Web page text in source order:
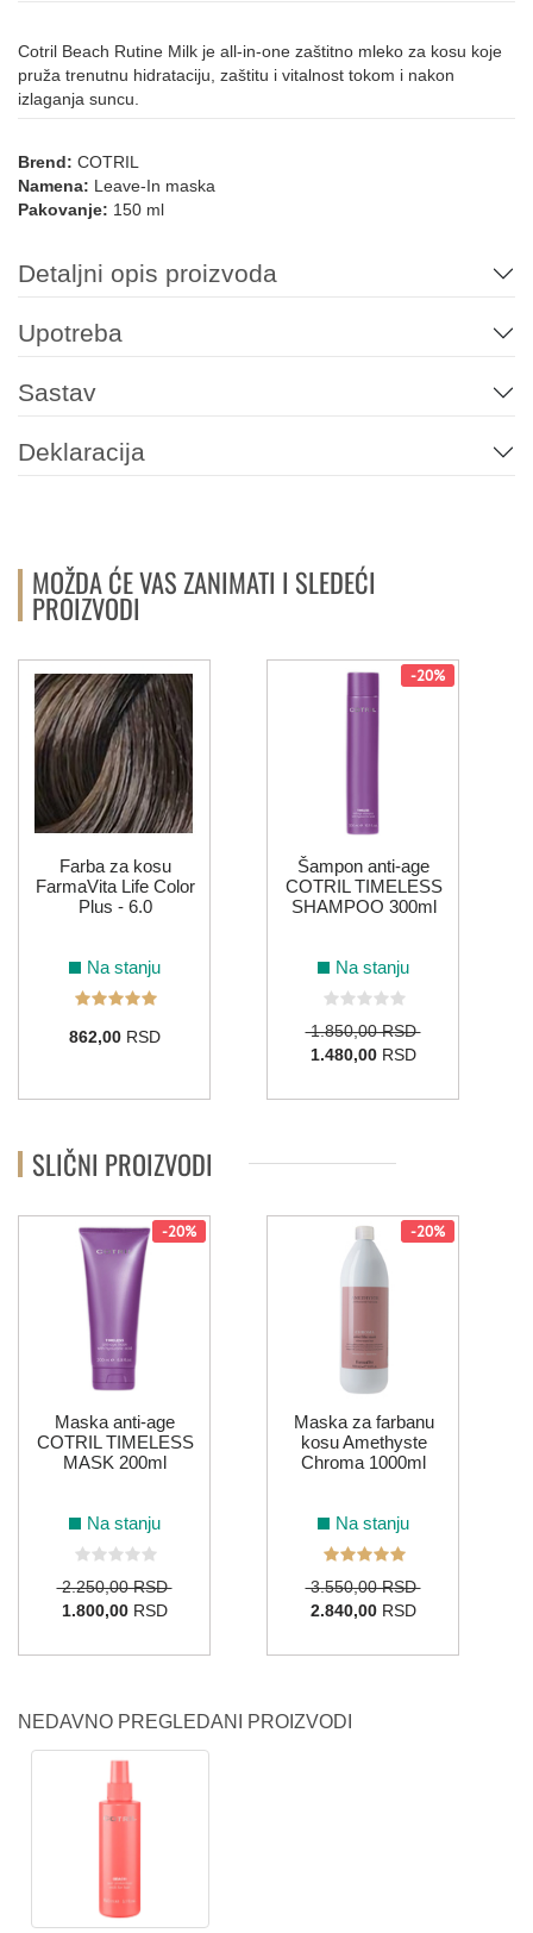
Cotril Beach Rutine Milk je all-in-one zaštitno mleko za kosu koje
pruža trenutnu hidrataciju, zaštitu i vitalnost tokom i nakon
izlaganja suncu.
Brend: COTRIL
Namena: Leave-In maska
Pakovanje: 150 ml
Detaljni opis proizvoda
Upotreba
Sastav
Deklaracija
MOŽDA ĆE VAS ZANIMATI I SLEDEĆI
PROIZVODI
Farba za kosu
FarmaVita Life Color
Plus - 6.0
Na stanju
862,00RSD
-20%
Šampon anti-age
COTRIL TIMELESS
SHAMPOO 300ml
Na stanju
1.850,00 RSD
1.480,00RSD
SLIČNI PROIZVODI
-20%
Maska anti-age
COTRIL TIMELESS
MASK 200ml
Na stanju
2.250,00 RSD
1.800,00RSD
-20%
Maska za farbanu
kosu Amethyste
Chroma 1000ml
Na stanju
3.550,00 RSD
2.840,00RSD
NEDAVNO PREGLEDANI PROIZVODI